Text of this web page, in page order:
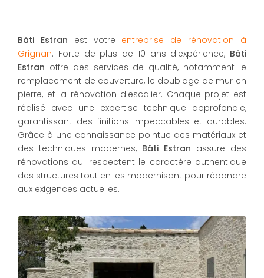
Bâti Estran est votre entreprise de rénovation à
Grignan. Forte de plus de 10 ans d'expérience, Bâti
Estran offre des services de qualité, notamment le
remplacement de couverture, le doublage de mur en
pierre, et la rénovation d'escalier. Chaque projet est
réalisé avec une expertise technique approfondie,
garantissant des finitions impeccables et durables.
Grâce à une connaissance pointue des matériaux et
des techniques modernes, Bâti Estran assure des
rénovations qui respectent le caractère authentique
des structures tout en les modernisant pour répondre
aux exigences actuelles.